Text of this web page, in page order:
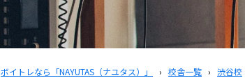
ボイトレなら「NAYUTAS（ナユタス）」 › 校舎一覧 › 渋谷校